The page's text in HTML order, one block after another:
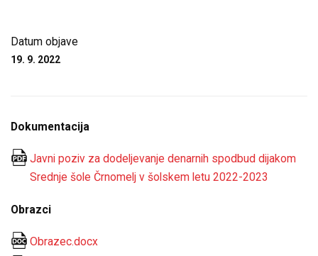
Datum objave
19. 9. 2022
Dokumentacija
Javni poziv za dodeljevanje denarnih spodbud dijakom
Srednje šole Črnomelj v šolskem letu 2022-2023
Obrazci
Obrazec.docx